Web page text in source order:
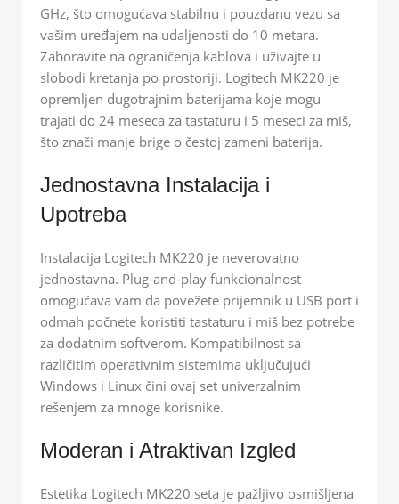
GHz, što omogućava stabilnu i pouzdanu vezu sa
vašim uređajem na udaljenosti do 10 metara.
Zaboravite na ograničenja kablova i uživajte u
slobodi kretanja po prostoriji. Logitech MK220 je
opremljen dugotrajnim baterijama koje mogu
trajati do 24 meseca za tastaturu i 5 meseci za miš,
što znači manje brige o čestoj zameni baterija.
Jednostavna Instalacija i
Upotreba
Instalacija Logitech MK220 je neverovatno
jednostavna. Plug-and-play funkcionalnost
omogućava vam da povežete prijemnik u USB port i
odmah počnete koristiti tastaturu i miš bez potrebe
za dodatnim softverom. Kompatibilnost sa
različitim operativnim sistemima uključujući
Windows i Linux čini ovaj set univerzalnim
rešenjem za mnoge korisnike.
Moderan i Atraktivan Izgled
Estetika Logitech MK220 seta je pažljivo osmišljena